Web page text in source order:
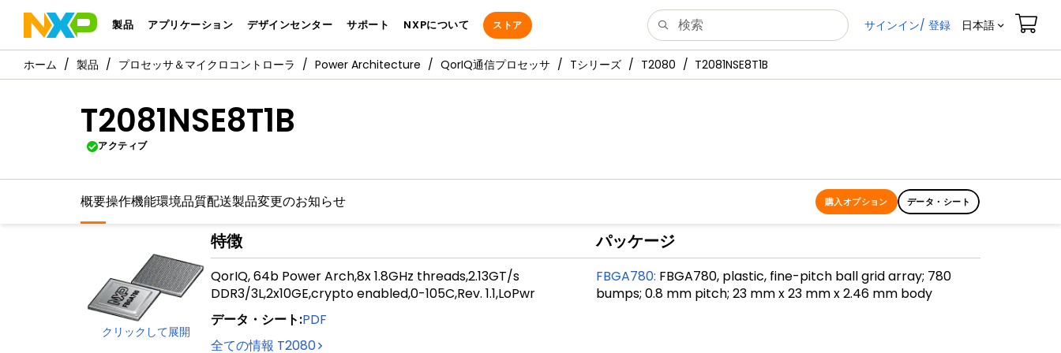
製品 アプリケーション デザインセンター サポート NXPについて ストア サインイン/ 登録 日本語
製品 プロセッサ＆マイクロコントローラ Power Architecture QorIQ通信プロセッサ Tシリーズ T2080 T2081NSE8T1B
T2081NSE8T1B
アクティブ
概要操作機能環境品質配送製品変更のお知らせ 購入オプション データ・シート
クリックして展開
特徴
QorIQ, 64b Power Arch,8x 1.8GHz threads,2.13GT/s
DDR3/3L,2x10GE,crypto enabled,0-105C,Rev. 1.1,LoPwr
データ・シート:PDF
全ての情報 T2080
パッケージ
FBGA780: FBGA780, plastic, fine-pitch ball grid array; 780
bumps; 0.8 mm pitch; 23 mm x 23 mm x 2.46 mm body